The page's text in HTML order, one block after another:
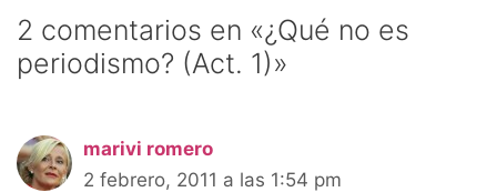
2 comentarios en «¿Qué no es
periodismo? (Act. 1)»
marivi romero
2 febrero, 2011 a las 1:54 pm